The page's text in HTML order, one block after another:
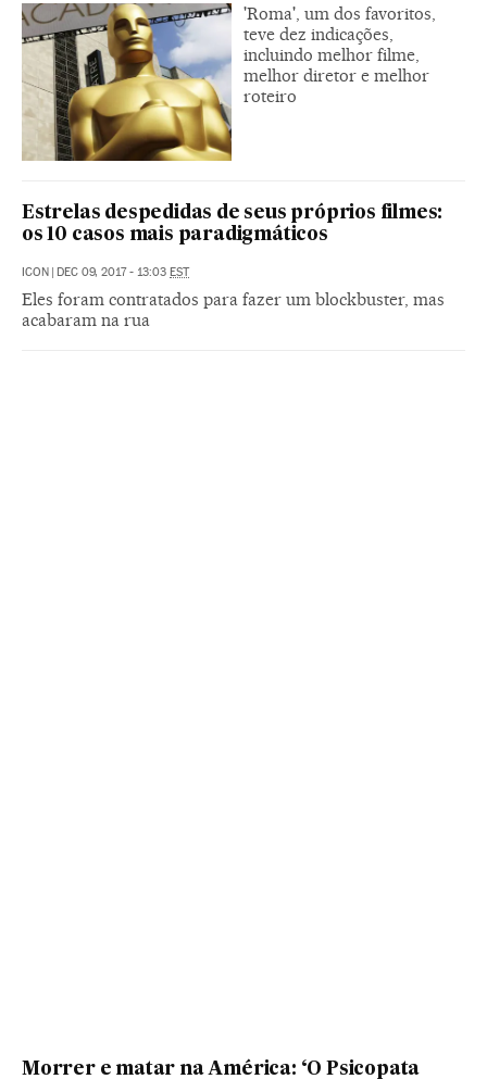
'Roma', um dos favoritos,
teve dez indicações,
incluindo melhor filme,
melhor diretor e melhor
roteiro
Estrelas despedidas de seus próprios filmes:
os 10 casos mais paradigmáticos
ICON | DEC 09, 2017 - 13:03 EST
Eles foram contratados para fazer um blockbuster, mas
acabaram na rua
Morrer e matar na América: ‘O Psicopata